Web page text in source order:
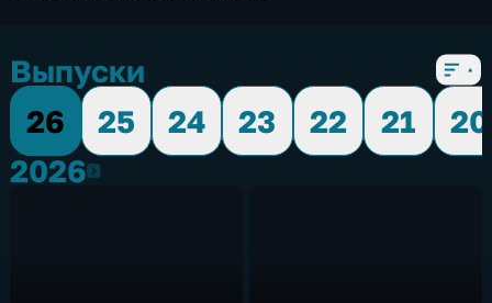
Выпуски
26
25 24 23 22 21
20
20262026